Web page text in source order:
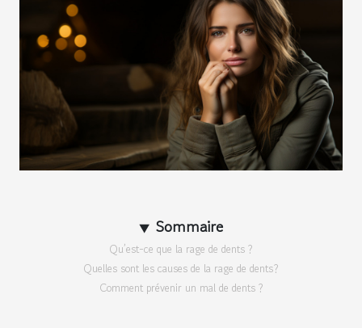
Sommaire
Qu’est-ce que la rage de dents ?
Quelles sont les causes de la rage de dents?
Comment prévenir un mal de dents ?